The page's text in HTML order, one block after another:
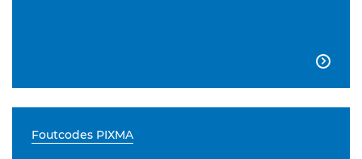

Foutcodes PIXMA